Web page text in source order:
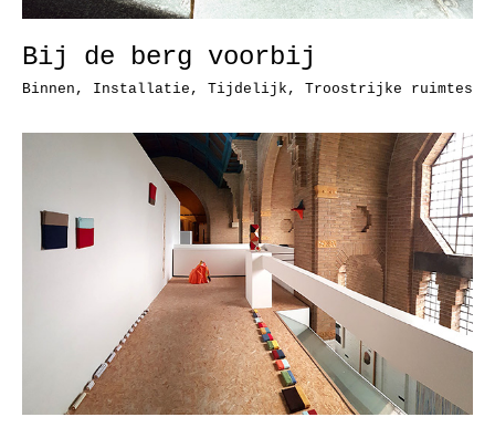
Bij de berg voorbij
Binnen , Installatie , Tijdelijk , Troostrijke ruimtes